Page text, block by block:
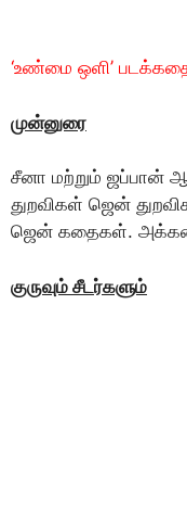
‘உண்மை ஒளி’
முன்னுரை
சீனா மற்றும் ஜப்பான்
துறவிகள் ஜென்
ஜென் கதைகள்.
குருவும் சீடர்களும்